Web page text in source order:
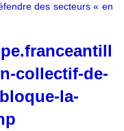
des secteurs « en
collectif-de-
la-